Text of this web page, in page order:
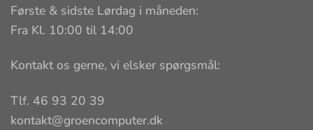
Første & sidste Lørdag i måneden:
Fra Kl. 10:00 til 14:00
Kontakt os gerne, vi elsker spørgsmål:
Tlf. 46 93 20 39
kontakt@groencomputer.dk